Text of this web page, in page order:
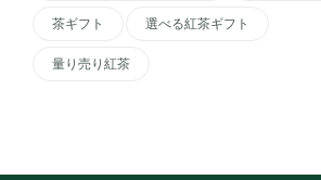
茶ギフト 選べる紅茶ギフト
量り売り紅茶